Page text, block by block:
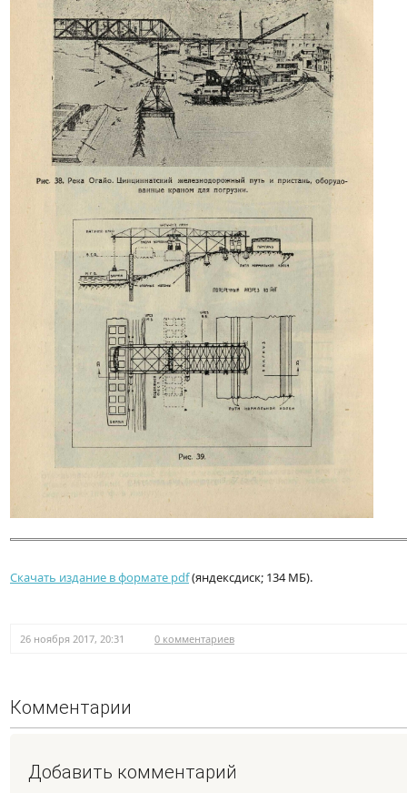
Скачать издание в формате pdf(яндексдиск; 134 МБ).
26 ноября 2017, 20:31 0 комментариев
Комментарии
Добавить комментарий